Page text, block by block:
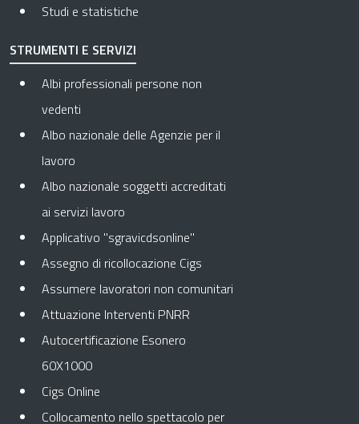
Studi e statistiche
STRUMENTI E SERVIZI
Albi professionali persone non
vedenti
Albo nazionale delle Agenzie per il
lavoro
Albo nazionale soggetti accreditati
ai servizi lavoro
Applicativo "sgravicdsonline"
Assegno di ricollocazione Cigs
Assumere lavoratori non comunitari
Attuazione Interventi PNRR
Autocertificazione Esonero
60X1000
Cigs Online
Collocamento nello spettacolo per